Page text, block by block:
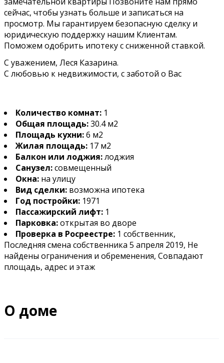
сейчас, чтобы узнать больше и записаться на
просмотр. Мы гарантируем безопасную сделку и
юридическую поддержку нашим Клиентам.
Поможем одобрить ипотеку с сниженной ставкой.
С уважением, Леся Казарина.
С любовью к недвижимости, с заботой о Вас
Количество комнат: 1
Общая площадь:30.4 м2
Площадь кухни:6 м2
Жилая площадь: 17 м2
Балкон или лоджия:лоджия
Санузел:совмещенный
Окна: на улицу
Вид сделки: возможна ипотека
Год постройки: 1971
Пассажирский лифт: 1
Парковка:открытая во дворе
Проверка в Росреестре: 1 собственник,
Последняя смена собственника 5 апреля 2019, Не
найдены ограничения и обременения, Совпадают
площадь, адрес и этаж
О доме